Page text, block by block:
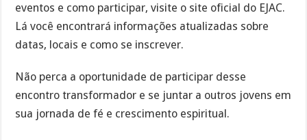
eventos e como participar, visite o site oficial do EJAC.
Lá você encontrará informações atualizadas sobre
datas, locais e como se inscrever.
Não perca a oportunidade de participar desse
encontro transformador e se juntar a outros jovens em
sua jornada de fé e crescimento espiritual.